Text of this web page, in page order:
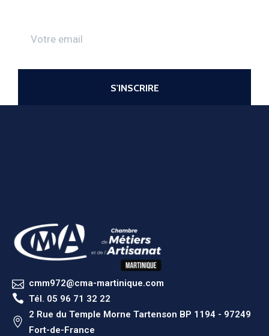
cmm972@cma-martinique.com
Tél. 05 96 71 32 22
2 Rue du Temple Morne Tartenson BP 1194 - 97249
Fort-de-France